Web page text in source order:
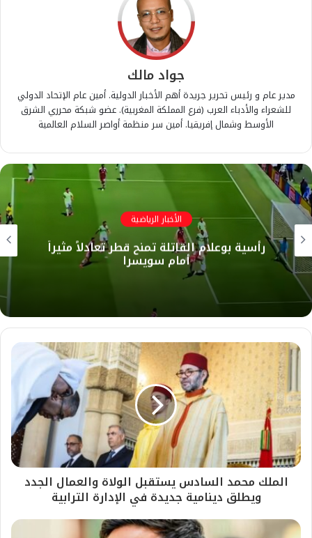
جواد مالك
مدير عام و رئيس تحرير جريدة أهم الأخبار الدولية. أمين عام الإتحاد الدولي
للشعراء والأدباء العرب (فرع المملكة المغربية). عضو شبكة محرري الشرق
الأوسط وشمال إفريقيا. أمين سر منظمة أواصر السلام العالمية
الأخبار الرياضية
​رأسية بوعلام القاتلة تمنح قطر تعادلاً مثيراً
أمام سويسرا
الملك محمد السادس يستقبل الولاة والعمال الجدد
ويطلق دينامية جديدة في الإدارة الترابية